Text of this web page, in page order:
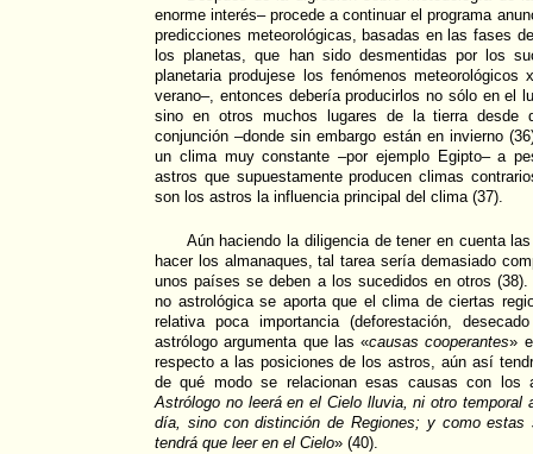
enorme interés– procede a continuar el programa
predicciones meteorológicas, basadas en las fases
los planetas, que han sido desmentidas por los
planetaria produjese los fenómenos
verano–, entonces debería producirlos no sólo en el
sino en otros muchos lugares de la tierra desde
conjunción –donde sin embargo están en invierno
un clima muy constante –por ejemplo Egipto– a
astros que supuestamente producen climas
son los astros la influencia principal del clima (37).
Aún haciendo la diligencia de tener en cuenta
hacer los almanaques, tal tarea sería demasiado
unos países se deben a los sucedidos en otros
no astrológica se aporta que el clima de ciertas
relativa poca importancia (deforestación,
astrólogo argumenta que las «causas cooperantes»
respecto a las posiciones de los astros, aún así
de qué modo se relacionan esas causas con los
Astrólogo no leerá en el Cielo lluvia, ni otro temporal
día, sino con distinción de Regiones; y como
tendrá que leer en el Cielo» (40).